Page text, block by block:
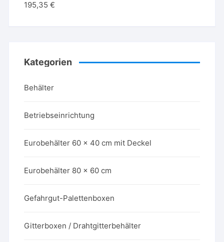
195,35 €
Kategorien
Behälter
Betriebseinrichtung
Eurobehälter 60 x 40 cm mit Deckel
Eurobehälter 80 x 60 cm
Gefahrgut-Palettenboxen
Gitterboxen / Drahtgitterbehälter